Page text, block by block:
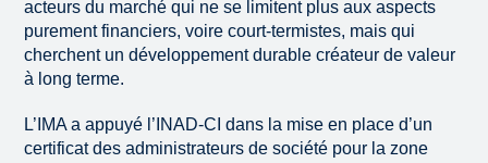
acteurs du marché qui ne se limitent plus aux aspects
purement financiers, voire court-termistes, mais qui
cherchent un développement durable créateur de valeur
à long terme.
L’IMA a appuyé l’INAD-CI dans la mise en place d’un
certificat des administrateurs de société pour la zone